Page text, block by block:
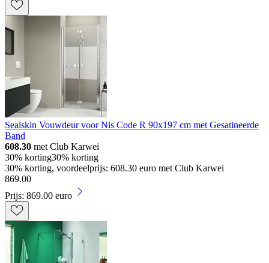
Sealskin Vouwdeur voor Nis Code R 90x197 cm met Gesatineerde
Band
608.30 met Club Karwei
30% korting30% korting
30% korting, voordeelprijs: 608.30 euro met Club Karwei
869.00
Prijs: 869.00 euro